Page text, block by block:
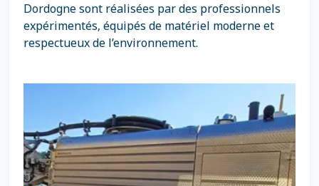
Dordogne sont réalisées par des professionnels
expérimentés, équipés de matériel moderne et
respectueux de l’environnement.